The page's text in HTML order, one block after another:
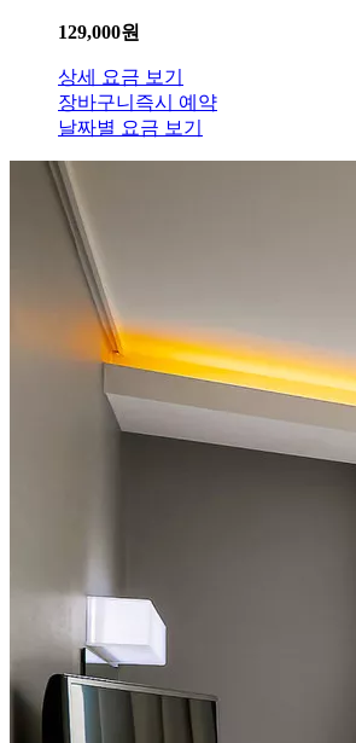
129,000원
상세 요금 보기
장바구니 즉시 예약
날짜별 요금 보기